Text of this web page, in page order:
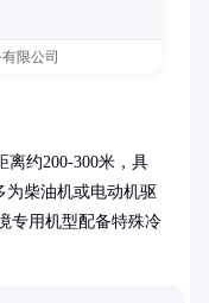
限公司
离约200-300米，具
为柴油机或电动机驱
专用机型配备特殊冷